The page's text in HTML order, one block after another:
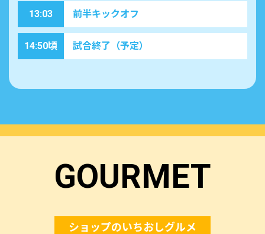
13:03 前半キックオフ
14:50頃 試合終了（予定）
GOURMET
ショップのいちおしグルメ